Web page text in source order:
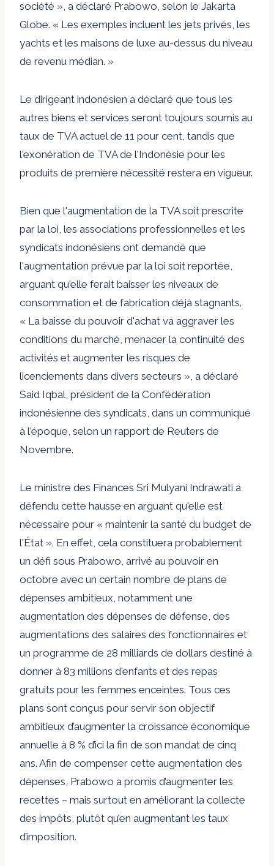
société », a déclaré Prabowo, selon le Jakarta
Globe. « Les exemples incluent les jets privés, les
yachts et les maisons de luxe au-dessus du niveau
de revenu médian. »
Le dirigeant indonésien a déclaré que tous les
autres biens et services seront toujours soumis au
taux de TVA actuel de 11 pour cent, tandis que
l'exonération de TVA de l'Indonésie pour les
produits de première nécessité restera en vigueur.
Bien que l'augmentation de la TVA soit prescrite
par la loi, les associations professionnelles et les
syndicats indonésiens ont demandé que
l'augmentation prévue par la loi soit reportée,
arguant qu'elle ferait baisser les niveaux de
consommation et de fabrication déjà stagnants.
« La baisse du pouvoir d'achat va aggraver les
conditions du marché, menacer la continuité des
activités et augmenter les risques de
licenciements dans divers secteurs », a déclaré
Said Iqbal, président de la Confédération
indonésienne des syndicats, dans un communiqué
à l'époque, selon un rapport de Reuters de
Novembre.
Le ministre des Finances Sri Mulyani Indrawati a
défendu cette hausse en arguant qu'elle est
nécessaire pour « maintenir la santé du budget de
l'État ». En effet, cela constituera probablement
un défi sous Prabowo, arrivé au pouvoir en
octobre avec un certain nombre de plans de
dépenses ambitieux, notamment une
augmentation des dépenses de défense, des
augmentations des salaires des fonctionnaires et
un programme de 28 milliards de dollars destiné à
donner à 83 millions d'enfants et des repas
gratuits pour les femmes enceintes. Tous ces
plans sont conçus pour servir son objectif
ambitieux d’augmenter la croissance économique
annuelle à 8 % d’ici la fin de son mandat de cinq
ans. Afin de compenser cette augmentation des
dépenses, Prabowo a promis d’augmenter les
recettes – mais surtout en améliorant la collecte
des impôts, plutôt qu’en augmentant les taux
d’imposition.